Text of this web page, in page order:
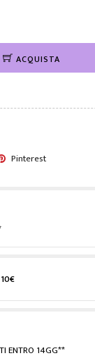
ACQUISTA
Pinterest
ENTRO 14GG**